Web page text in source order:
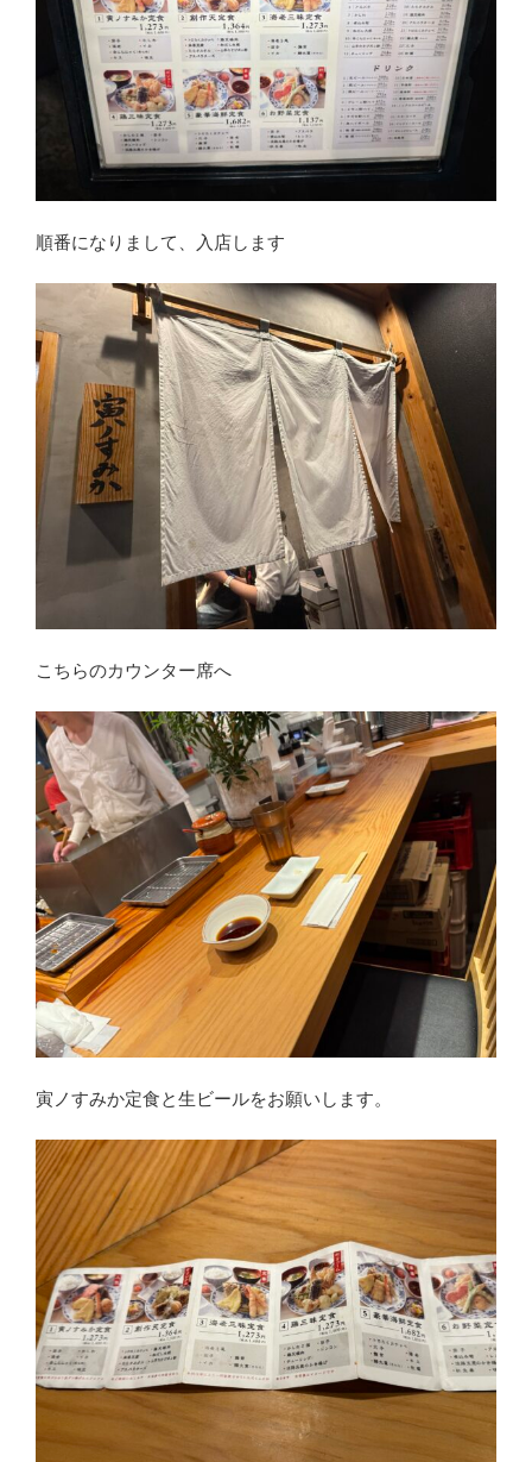
順番になりまして、入店します
こちらのカウンター席へ
寅ノすみか定食と生ビールをお願いします。